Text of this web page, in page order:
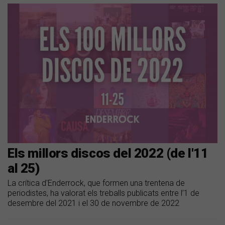
Els millors discos del 2022 (de l'11
al 25)
La crítica d'Enderrock, que formen una trentena de
periodistes, ha valorat els treballs publicats entre l’1 de
desembre del 2021 i el 30 de novembre de 2022